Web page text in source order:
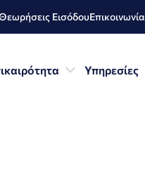
ΕισόδουΕπικοινωνία
Υπηρεσίες